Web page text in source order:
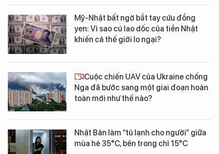
Mỹ-Nhật bất ngờ bắt tay cứu đồng
yen: Vì sao cú lao dốc của tiền Nhật
khiến cả thế giới lo ngại?
Cuộc chiến UAV của Ukraine chống
Nga đã bước sang một giai đoạn hoàn
toàn mới như thế nào?
Nhật Bản làm “tủ lạnh cho người” giữa
mùa hè 35°C, bên trong chỉ 15°C